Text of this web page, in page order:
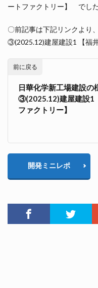
ートファクトリー】 でした
〇前記事は下記リンクより
③(2025.12)建屋建設1 【福
前に戻る
日華化学新工場建設の
③(2025.12)建屋建設1
ファクトリー】
開発ミニレポ